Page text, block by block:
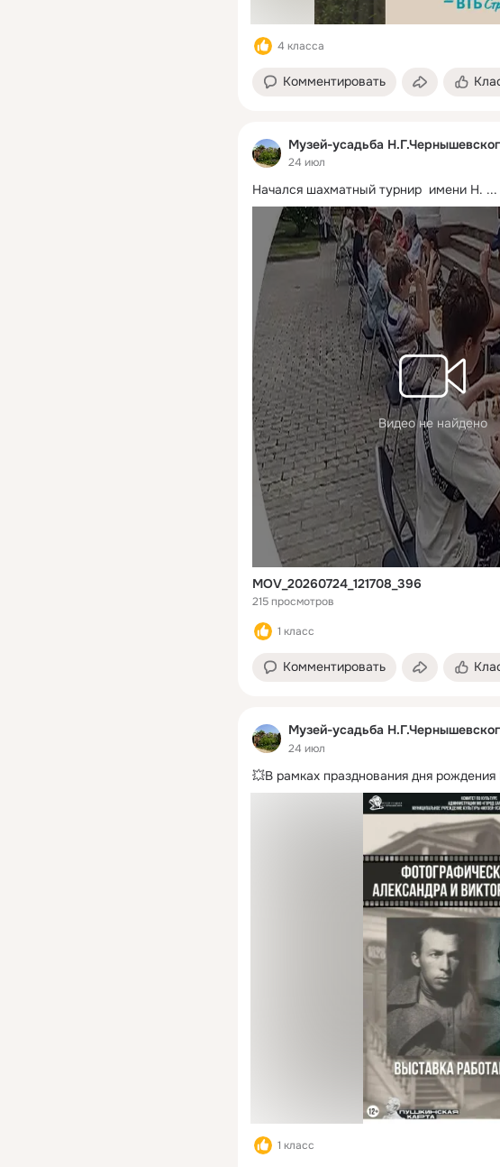
4 класса
Комментировать
Музей-усадьба
24 июл
Начался шахматный турнир  имени Н. ...
Видео не найдено
MOV_20260724_121708_396
215 просмотров
1 класс
Комментировать
Музей-усадьба
24 июл
💥В рамках празднования дня рождения
1 класс